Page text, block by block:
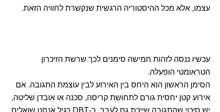
עצמו, אלא מכל ההיסטוריה הרגשית שנקשרת לחוויה הזאת.
עכשיו ננסה לזהות חמישה סימנים לכך שרשת הזיכרון
הטראומטי הופעלה.
הסימן הראשון הוא היחס בין האירוע לבין עוצמת התגובה. אם
אירוע קטן יחסית גורם לתחושת קריסה, סכנה או אובדן שליטה,
יש סיכוי שהתגובה שייכת גם לעבר. ב-DBT רגיל אנחנו שואלים